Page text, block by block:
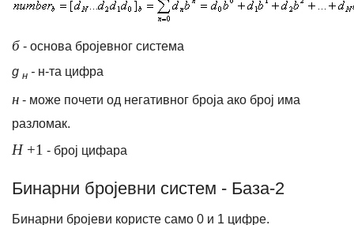
б - основа бројевног система
д н - н-та цифра
н - може почети од негативног броја ако број има
разломак.
Н+1 - број цифара
Бинарни бројевни систем - База-2
Бинарни бројеви користе само 0 и 1 цифре.